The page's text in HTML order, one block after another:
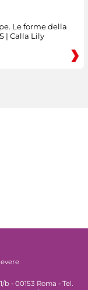
Le forme della
| Calla Lily
b - 00153 Roma - Tel.